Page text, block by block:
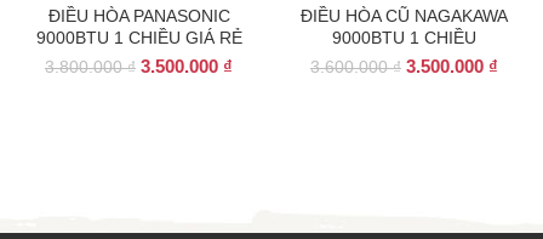
ĐIỀU HÒA PANASONIC
9000BTU 1 CHIỀU GIÁ RẺ
3.800.000₫ Giá
3.500.000 ₫
ĐIỀU HÒA CŨ NAGAKAWA
9000BTU 1 CHIỀU
3.600.000₫ Giá
3.500.000 ₫